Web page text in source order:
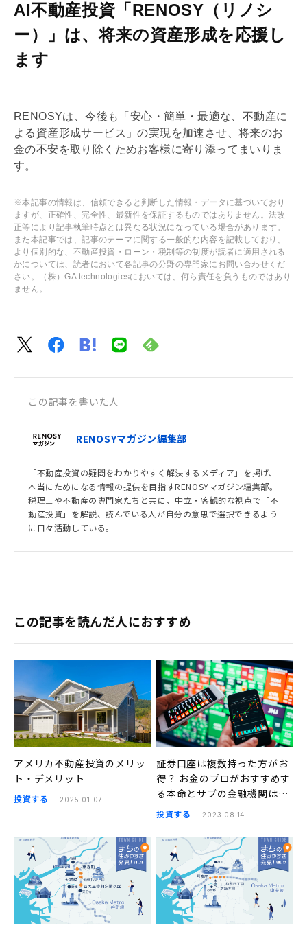
AI不動産投資「RENOSY（リノシ
ー）」は、将来の資産形成を応援し
ます
RENOSYは、今後も「安心・簡単・最適な、不動産に
よる資産形成サービス」の実現を加速させ、将来のお
金の不安を取り除くためお客様に寄り添ってまいりま
す。
※本記事の情報は、信頼できると判断した情報・データに基づいており
ますが、正確性、完全性、最新性を保証するものではありません。法改
正等により記事執筆時点とは異なる状況になっている場合があります。
また本記事では、記事のテーマに関する一般的な内容を記載しており、
より個別的な、不動産投資・ローン・税制等の制度が読者に適用される
かについては、読者において各記事の分野の専門家にお問い合わせくだ
さい。（株）GA technologiesにおいては、何ら責任を負うものではあり
ません。
この記事を書いた人
RENOSYマガジン編集部
「不動産投資の疑問をわかりやすく解決するメディア」を掲げ、
本当にためになる情報の提供を目指すRENOSYマガジン編集部。
税理士や不動産の専門家たちと共に、中立・客観的な視点で「不
動産投資」を解説、読んでいる人が自分の意思で選択できるよう
に日々活動している。
この記事を読んだ人におすすめ
アメリカ不動産投資のメリッ
ト・デメリット
投資する 2025.01.07
証券口座は複数持った方がお
得？ お金のプロがおすすめす
る本命とサブの金融機関はこ
ちら
投資する 2023.08.14